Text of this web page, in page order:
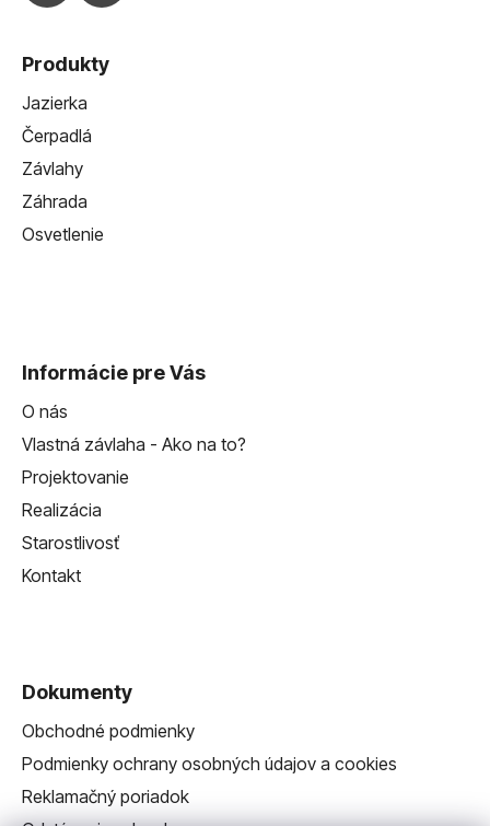
Produkty
Jazierka
Čerpadlá
Závlahy
Záhrada
Osvetlenie
Informácie pre Vás
O nás
Vlastná závlaha - Ako na to?
Projektovanie
Realizácia
Starostlivosť
Kontakt
Dokumenty
Obchodné podmienky
Podmienky ochrany osobných údajov a cookies
Reklamačný poriadok